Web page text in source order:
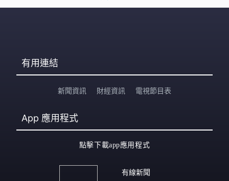
有用連結
新聞資訊 財經資訊 電視節目表
App 應用程式
點擊下載app應用程式
有線新聞